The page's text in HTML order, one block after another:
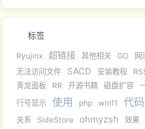
标签
Ryujinx 超链接 其他相关 GO 网
无法访问文件
SACD 安装教程
青龙面板
RR 开源书籍 磁盘扩容
行号显示
使用 php win11 代
关系
SideStore ohmyzsh 效果